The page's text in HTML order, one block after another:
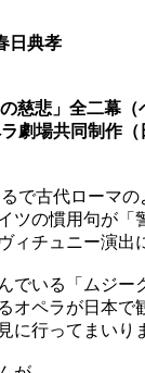
日典孝
悲」全二幕（
劇場共同制作（
るで古代ローマの
ツの慣用句が「
ィチュニー演
でいる「ムジー
オペラが日本で
に行ってまいり